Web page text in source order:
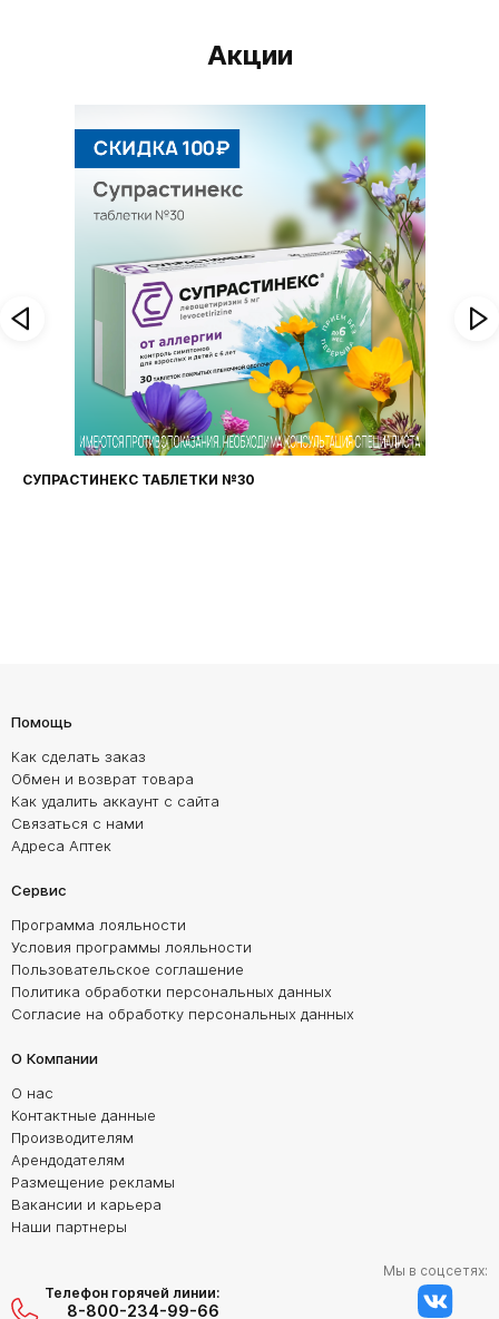
Акции
СУПРАСТИНЕКС ТАБЛЕТКИ №30
Помощь
Как сделать заказ
Обмен и возврат товара
Как удалить аккаунт с сайта
Связаться с нами
Адреса Аптек
Сервис
Программа лояльности
Условия программы лояльности
Пользовательское соглашение
Политика обработки персональных данных
Согласие на обработку персональных данных
О Компании
О нас
Контактные данные
Производителям
Арендодателям
Размещение рекламы
Вакансии и карьера
Наши партнеры
Телефон горячей линии:
8-800-234-99-66
Мы в соцсетях: